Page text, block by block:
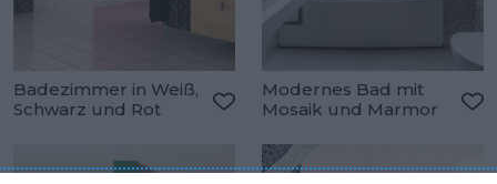
Badezimmer in Weiß,
Schwarz und Rot
Modernes Bad mit
Mosaik und Marmor